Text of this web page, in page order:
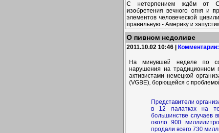
С нетерпением ждём от
изобретения вечного огня и
элементов человеческой
правильную - Америку и
О пивном недоливе
2011.10.02 10:46 |
На минувшей неделе по
нарушения на традиционном
активистами немецкой
(VGBE), борющейся с
Представители
в 12 палатках на
большинстве случаев
около 900
продали всего 730